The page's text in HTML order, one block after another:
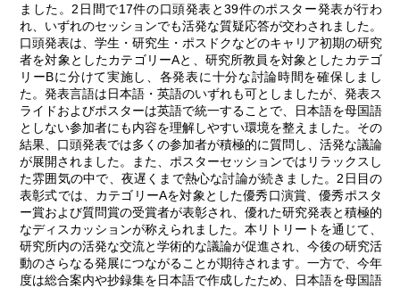
ました。2日間で17件の口頭発表と39件のポスター発表が行わ
れ、いずれのセッションでも活発な質疑応答が交わされました。
口頭発表は、学生・研究生・ポスドクなどのキャリア初期の研究
者を対象としたカテゴリーAと、研究所教員を対象としたカテゴ
リーBに分けて実施し、各発表に十分な討論時間を確保しまし
た。発表言語は日本語・英語のいずれも可としましたが、発表ス
ライドおよびポスターは英語で統一することで、日本語を母国語
としない参加者にも内容を理解しやすい環境を整えました。その
結果、口頭発表では多くの参加者が積極的に質問し、活発な議論
が展開されました。また、ポスターセッションではリラックスし
た雰囲気の中で、夜遅くまで熱心な討論が続きました。2日目の
表彰式では、カテゴリーAを対象とした優秀口演賞、優秀ポスタ
ー賞および質問賞の受賞者が表彰され、優れた研究発表と積極的
なディスカッションが称えられました。本リトリートを通じて、
研究所内の活発な交流と学術的な議論が促進され、今後の研究活
動のさらなる発展につながることが期待されます。一方で、今年
度は総合案内や抄録集を日本語で作成したため、日本語を母国語